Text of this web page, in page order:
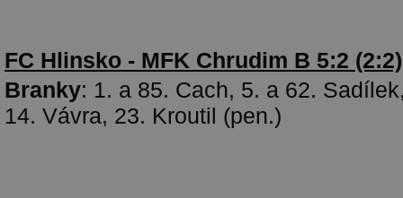
FC Hlinsko - MFK Chrudim B 5:2 (2:2)
Branky: 1. a 85. Cach, 5. a 62.
14. Vávra, 23. Kroutil (pen.)